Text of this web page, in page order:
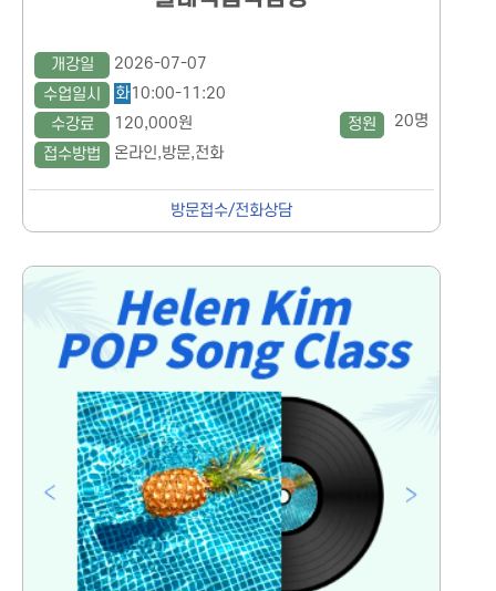
방문접수/전화상담
개강일
2026-07-07
수업일시
화10:00-11:20
수강료
120,000원 정원
20명
접수방법
온라인,방문,전화